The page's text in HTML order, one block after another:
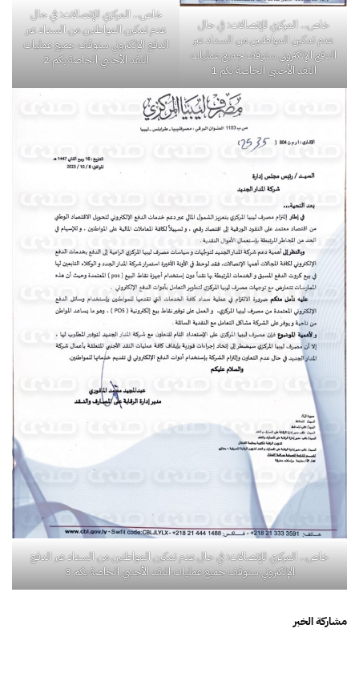
خاص.. المركزي للإتصالات: في حال
عدم تمكين المواطنين من السداد عبر
الدفع الإلكتروني سنوقف جميع عمليات
النقد الأجنبي الخاصة بكم 1
خاص.. المركزي للإتصالات: في حال
عدم تمكين المواطنين من السداد عبر
الدفع الإلكتروني سنوقف جميع عمليات
النقد الأجنبي الخاصة بكم 2
خاص.. المركزي للإتصالات: في حال عدم تمكين المواطنين من السداد عبر الدفع
الإلكتروني سنوقف جميع عمليات النقد الأجنبي الخاصة بكم 3
مشاركة الخبر